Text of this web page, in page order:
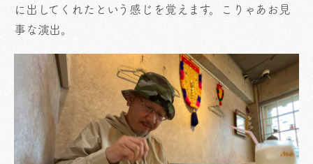
に出してくれたという感じを覚えます。こりゃあお見
事な演出。